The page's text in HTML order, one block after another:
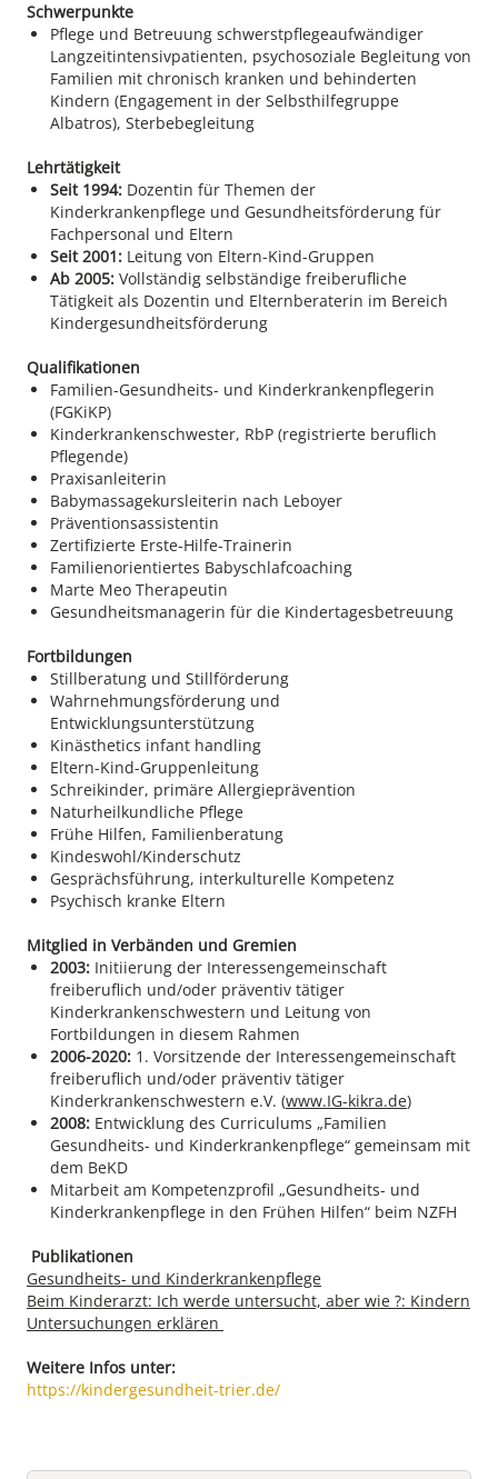
Schwerpunkte
Pflege und Betreuung schwerstpflegeaufwändiger
Langzeitintensivpatienten, psychosoziale Begleitung von
Familien mit chronisch kranken und behinderten
Kindern (Engagement in der Selbsthilfegruppe
Albatros), Sterbebegleitung
Lehrtätigkeit
Seit 1994: Dozentin für Themen der
Kinderkrankenpflege und Gesundheitsförderung für
Fachpersonal und Eltern
Seit 2001: Leitung von Eltern-Kind-Gruppen
Ab 2005: Vollständig selbständige freiberufliche
Tätigkeit als Dozentin und Elternberaterin im Bereich
Kindergesundheitsförderung
Qualifikationen
Familien-Gesundheits- und Kinderkrankenpflegerin
(FGKiKP)
Kinderkrankenschwester, RbP (registrierte beruflich
Pflegende)
Praxisanleiterin
Babymassagekursleiterin nach Leboyer
Präventionsassistentin
Zertifizierte Erste-Hilfe-Trainerin
Familienorientiertes Babyschlafcoaching
Marte Meo Therapeutin
Gesundheitsmanagerin für die Kindertagesbetreuung
Fortbildungen
Stillberatung und Stillförderung
Wahrnehmungsförderung und
Entwicklungsunterstützung
Kinästhetics infant handling
Eltern-Kind-Gruppenleitung
Schreikinder, primäre Allergieprävention
Naturheilkundliche Pflege
Frühe Hilfen, Familienberatung
Kindeswohl/Kinderschutz
Gesprächsführung, interkulturelle Kompetenz
Psychisch kranke Eltern
Mitglied in Verbänden und Gremien
2003: Initiierung der Interessengemeinschaft
freiberuflich und/oder präventiv tätiger
Kinderkrankenschwestern und Leitung von
Fortbildungen in diesem Rahmen
2006-2020: 1. Vorsitzende der Interessengemeinschaft
freiberuflich und/oder präventiv tätiger
Kinderkrankenschwestern e.V. (www.IG-kikra.de)
2008: Entwicklung des Curriculums „Familien
Gesundheits- und Kinderkrankenpflege“ gemeinsam mit
dem BeKD
Mitarbeit am Kompetenzprofil „Gesundheits- und
Kinderkrankenpflege in den Frühen Hilfen“ beim NZFH
Publikationen
Gesundheits- und Kinderkrankenpflege
Beim Kinderarzt: Ich werde untersucht, aber wie ?: Kindern
Untersuchungen erklären
Weitere Infos unter:
https://kindergesundheit-trier.de/